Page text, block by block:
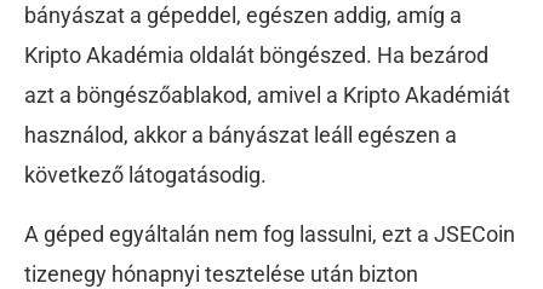
bányászat a gépeddel, egészen addig, amíg a
Kripto Akadémia oldalát böngészed. Ha bezárod
azt a böngészőablakod, amivel a Kripto Akadémiát
használod, akkor a bányászat leáll egészen a
következő látogatásodig.
A géped egyáltalán nem fog lassulni, ezt a JSECoin
tizenegy hónapnyi tesztelése után bizton